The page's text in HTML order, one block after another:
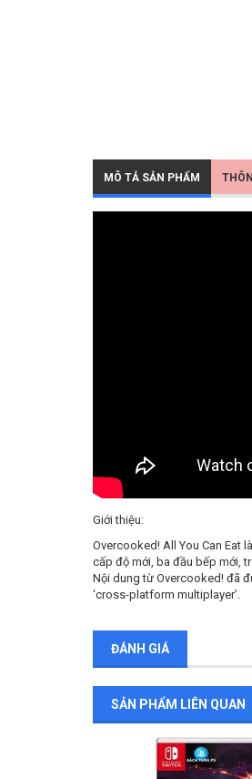
MÔ TẢ SẢN PHẨM
Giới thiệu:
Overcooked! All You Can Eat
cấp độ mới, ba đầu bếp mới,
Nội dung từ Overcooked! đã
‘cross-platform multiplayer’.
ĐÁNH GIÁ
SẢN PHẨM LIÊN QUAN